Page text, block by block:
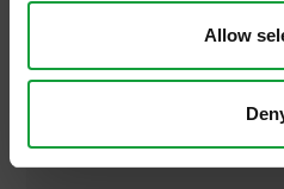
Allow
Futura 2026